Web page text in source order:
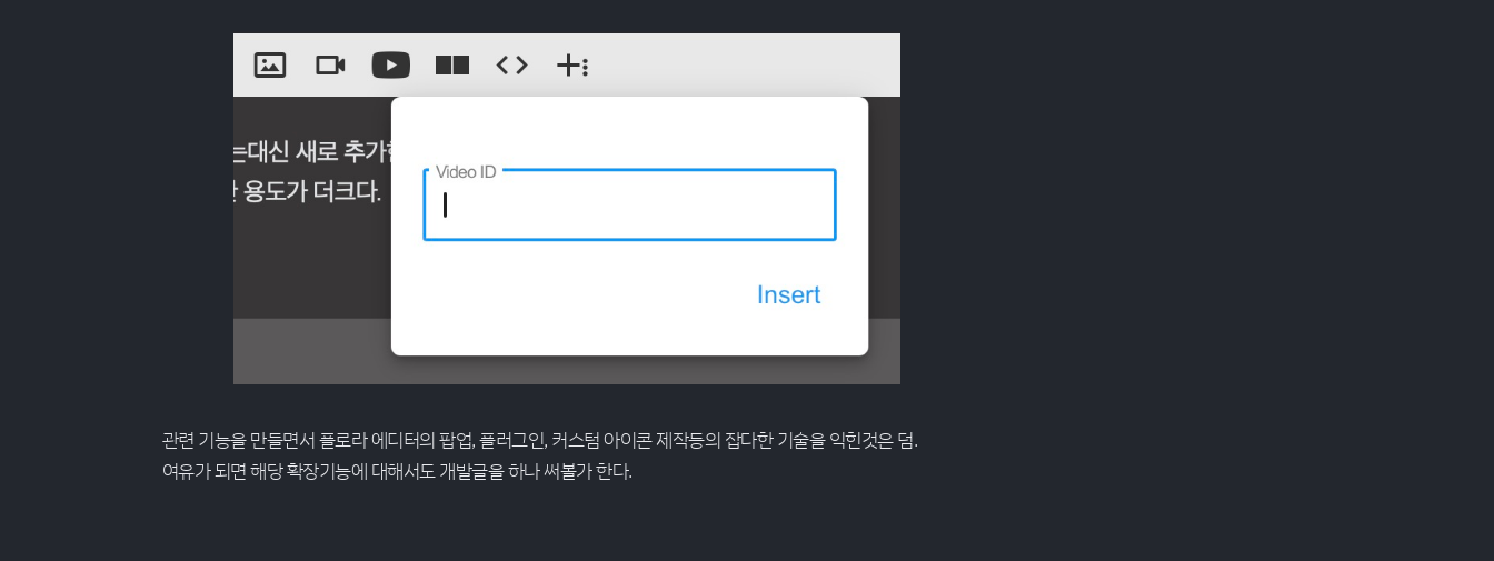
관련 기능을 만들면서 플로라 에디터의 팝업, 플러그인, 커스텀 아이콘 제작등의 잡다한 기술을 익힌것은 덤.
여유가 되면 해당 확장기능에 대해서도 개발글을 하나 써볼가 한다.